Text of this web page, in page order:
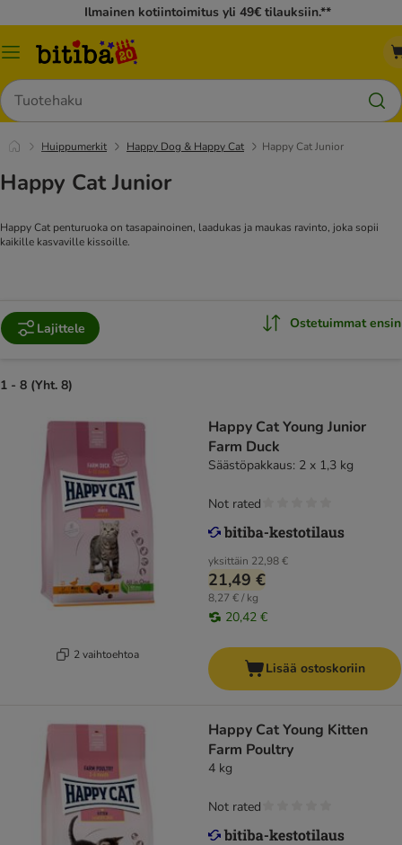
Ilmainen kotiintoimitus yli 49€ tilauksiin.**
Katalogivalikko
Hae
Huippumerkit Happy Dog & Happy Cat Happy Cat Junior
Happy Cat Junior
Happy Cat penturuoka on tasapainoinen, laadukas ja maukas ravinto, joka sopii
kaikille kasvaville kissoille.
Lajittele Ostetuimmat ensin
1 - 8 (Yht. 8)
2 vaihtoehtoa
Happy Cat Young Junior
Farm Duck
Säästöpakkaus: 2 x 1,3 kg
yksittäin 22,98 €
21,49 €
8,27 € / kg
20,42 €
Not rated
Lisää ostoskoriin
Happy Cat Young Kitten
Farm Poultry
4 kg
Not rated